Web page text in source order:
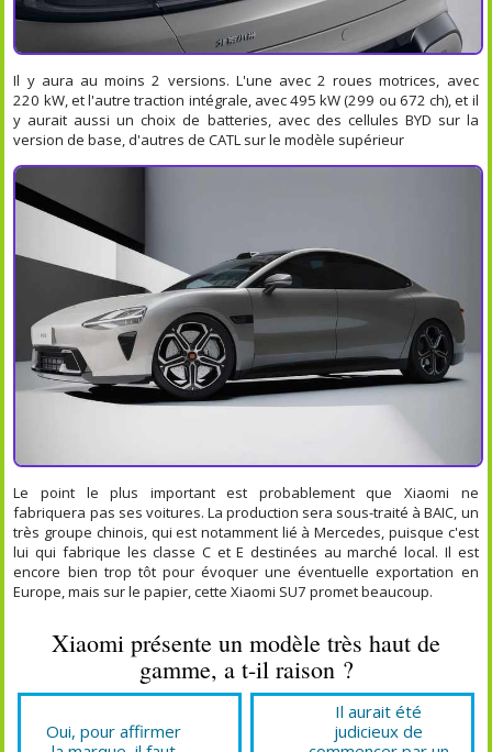
Il y aura au moins 2 versions. L'une avec 2 roues motrices, avec
220 kW, et l'autre traction intégrale, avec 495 kW (299 ou 672 ch), et il
y aurait aussi un choix de batteries, avec des cellules BYD sur la
version de base, d'autres de CATL sur le modèle supérieur
Le point le plus important est probablement que Xiaomi ne
fabriquera pas ses voitures. La production sera sous-traité à BAIC, un
très groupe chinois, qui est notamment lié à Mercedes, puisque c'est
lui qui fabrique les classe C et E destinées au marché local. Il est
encore bien trop tôt pour évoquer une éventuelle exportation en
Europe, mais sur le papier, cette Xiaomi SU7 promet beaucoup.
Xiaomi présente un modèle très haut de
gamme, a t-il raison ?
Oui, pour affirmer
Il aurait été
judicieux de